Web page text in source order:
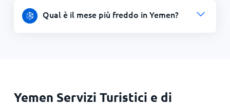
Qual è il mese più freddo in Yemen?
Yemen Servizi Turistici e di